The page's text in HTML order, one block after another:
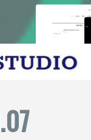
.07